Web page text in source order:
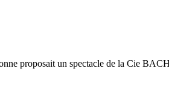
proposait un spectacle de la Cie